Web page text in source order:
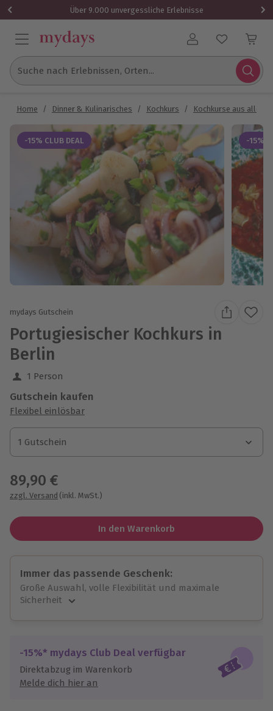
Über 9.000 unvergessliche Erlebnisse
Benutzerkonto
Suche nach Erlebnissen, Orten...
Home / Dinner & Kulinarisches / Kochkurs / Kochkurse aus aller
-15% CLUB DEAL -15%
mydays Gutschein
Portugiesischer Kochkurs in
Berlin
1 Person
Gutschein kaufen
Flexibel einlösbar
1 Gutschein
1 Gutschein
1 Gutschein
89,90 €
zzgl. Versand (inkl. MwSt.)
In den Warenkorb
Immer das passende Geschenk:
Große Auswahl, volle Flexibilität und maximale
Sicherheit
Jeder Gutschein für alle Erlebnisse einlösbar.
Maximale Sicherheit
3 Jahre gültig & verlängerbar.
-15%* mydays Club Deal verfügbar
Direktabzug im Warenkorb
Melde dich hier an